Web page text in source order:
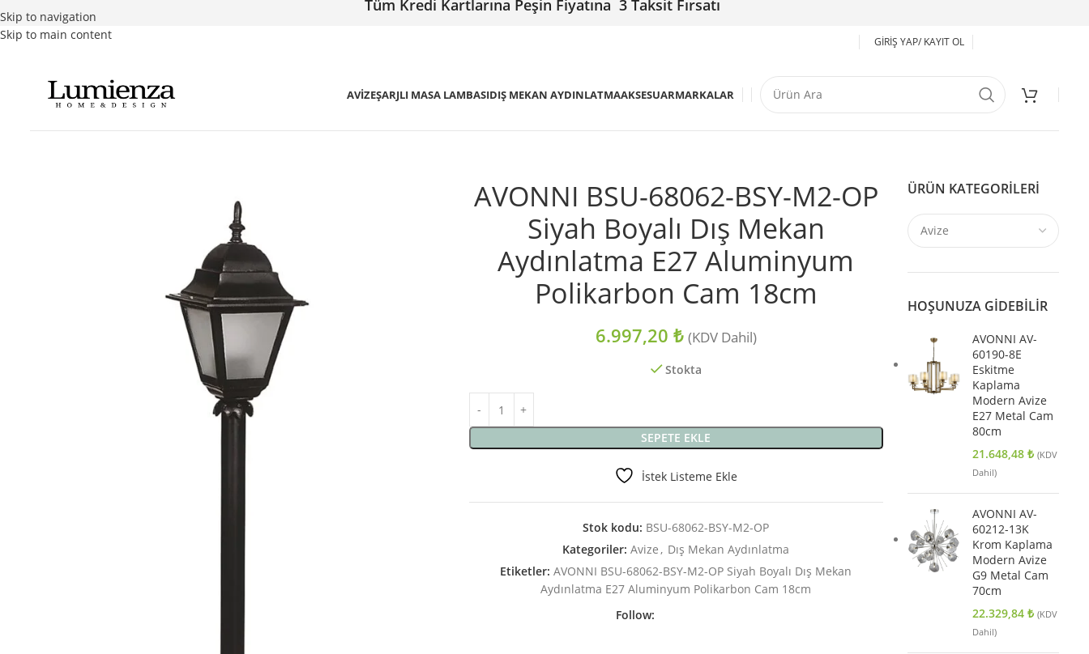
Skip to navigation
Skip to main content
Tüm Kredi Kartlarına Peşin Fiyatına 3 Taksit Fırsatı
GIRIŞ YAP/ KAYIT OL
AVIZEŞARJLI MASA LAMBASIDIŞ MEKAN AYDINLATMAAKSESUARMARKALAR
AVONNI BSU-68062-BSY-M2-OP
Siyah Boyalı Dış Mekan
Aydınlatma E27 Aluminyum
Polikarbon Cam 18cm
6.997,20 ₺ (KDV Dahil)
Stokta
SEPETE EKLE
İstek Listeme Ekle
Stok kodu: BSU-68062-BSY-M2-OP
Kategoriler: Avize , Dış Mekan Aydınlatma
Etiketler: AVONNI BSU-68062-BSY-M2-OP Siyah Boyalı Dış Mekan
Aydınlatma E27 Aluminyum Polikarbon Cam 18cm
Follow:
ÜRÜN KATEGORILERI
HOŞUNUZA GIDEBILIR
AVONNI AV-
60190-8E
Eskitme
Kaplama
Modern Avize
E27 Metal Cam
80cm
21.648,48₺ (KDV
Dahil)
AVONNI AV-
60212-13K
Krom Kaplama
Modern Avize
G9 Metal Cam
70cm
22.329,84₺ (KDV
Dahil)